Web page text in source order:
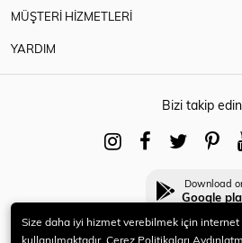
MÜŞTERİ HİZMETLERİ
YARDIM
Bizi takip edin
Download
Google
Size daha iyi hizmet verebilmek için
kullanılmaktadır. Çerez Politikaları